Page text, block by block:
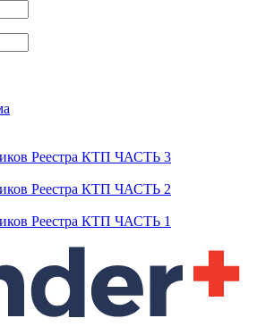
Реестра КТП ЧАСТЬ 3
Реестра КТП ЧАСТЬ 2
Реестра КТП ЧАСТЬ 1